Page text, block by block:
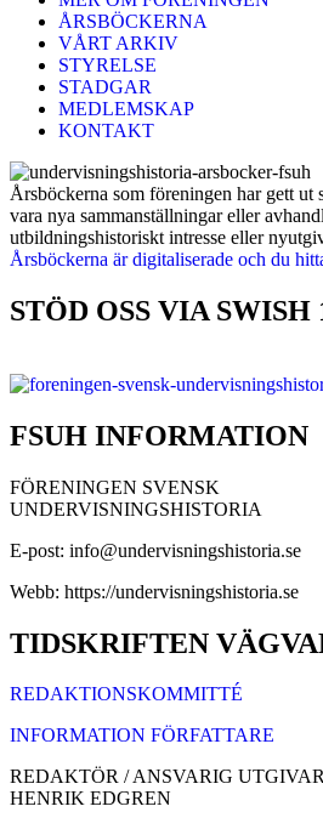
ÅRSBÖCKERNA
VÅRT ARKIV
STYRELSE
STADGAR
MEDLEMSKAP
KONTAKT
Årsböckerna som föreningen har gett ut
vara nya sammanställningar eller
utbildningshistoriskt intresse eller
Årsböckerna är digitaliserade och du
STÖD OSS VIA SWISH
FSUH INFORMATION
FÖRENINGEN SVENSK
UNDERVISNINGSHISTORIA
E-post: info@undervisningshistoria.se
Webb: https://undervisningshistoria.se
TIDSKRIFTEN
REDAKTIONSKOMMITTÉ
INFORMATION FÖRFATTARE
REDAKTÖR / ANSVARIG
HENRIK EDGREN